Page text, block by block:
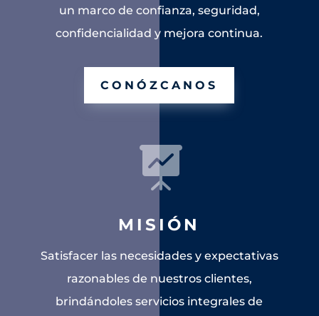
un marco de confianza, seguridad,
confidencialidad y mejora continua.
CONÓZCANOS

MISIÓN
Satisfacer las necesidades y expectativas
razonables de nuestros clientes,
brindándoles servicios integrales de